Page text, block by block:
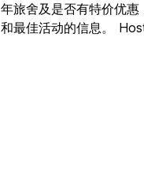
年旅舍及是否有特价优
和最佳活动的信息。